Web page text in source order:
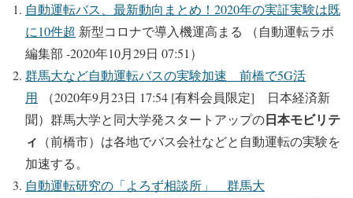
自動運転バス、最新動向まとめ！2020年の実証実験は既
に10件超 新型コロナで導入機運高まる （自動運転ラボ
編集部 -2020年10月29日 07:51）
群馬大など自動運転バスの実験加速 前橋で5G活
用 （2020年9月23日 17:54 [有料会員限定] 日本経済新
聞）群馬大学と同大学発スタートアップの日本モビリテ
ィ （前橋市）は各地でバス会社などと自動運転の実験を
加速する。
自動運転研究の「よろず相談所」 群馬大